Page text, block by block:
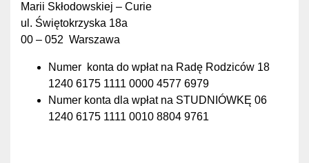
Marii Skłodowskiej – Curie
ul. Świętokrzyska 18a
00 – 052 Warszawa
Numer konta do wpłat na Radę Rodziców 18
1240 6175 1111 0000 4577 6979
Numer konta dla wpłat na STUDNIÓWKĘ 06
1240 6175 1111 0010 8804 9761